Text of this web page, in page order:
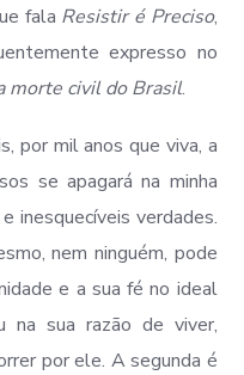
fala Resistir é Preciso,
expresso no
morte civil do Brasil.
por mil anos que viva, a
se apagará na minha
inesquecíveis verdades.
nem ninguém, pode
e a sua fé no ideal
na sua razão de viver,
por ele. A segunda é